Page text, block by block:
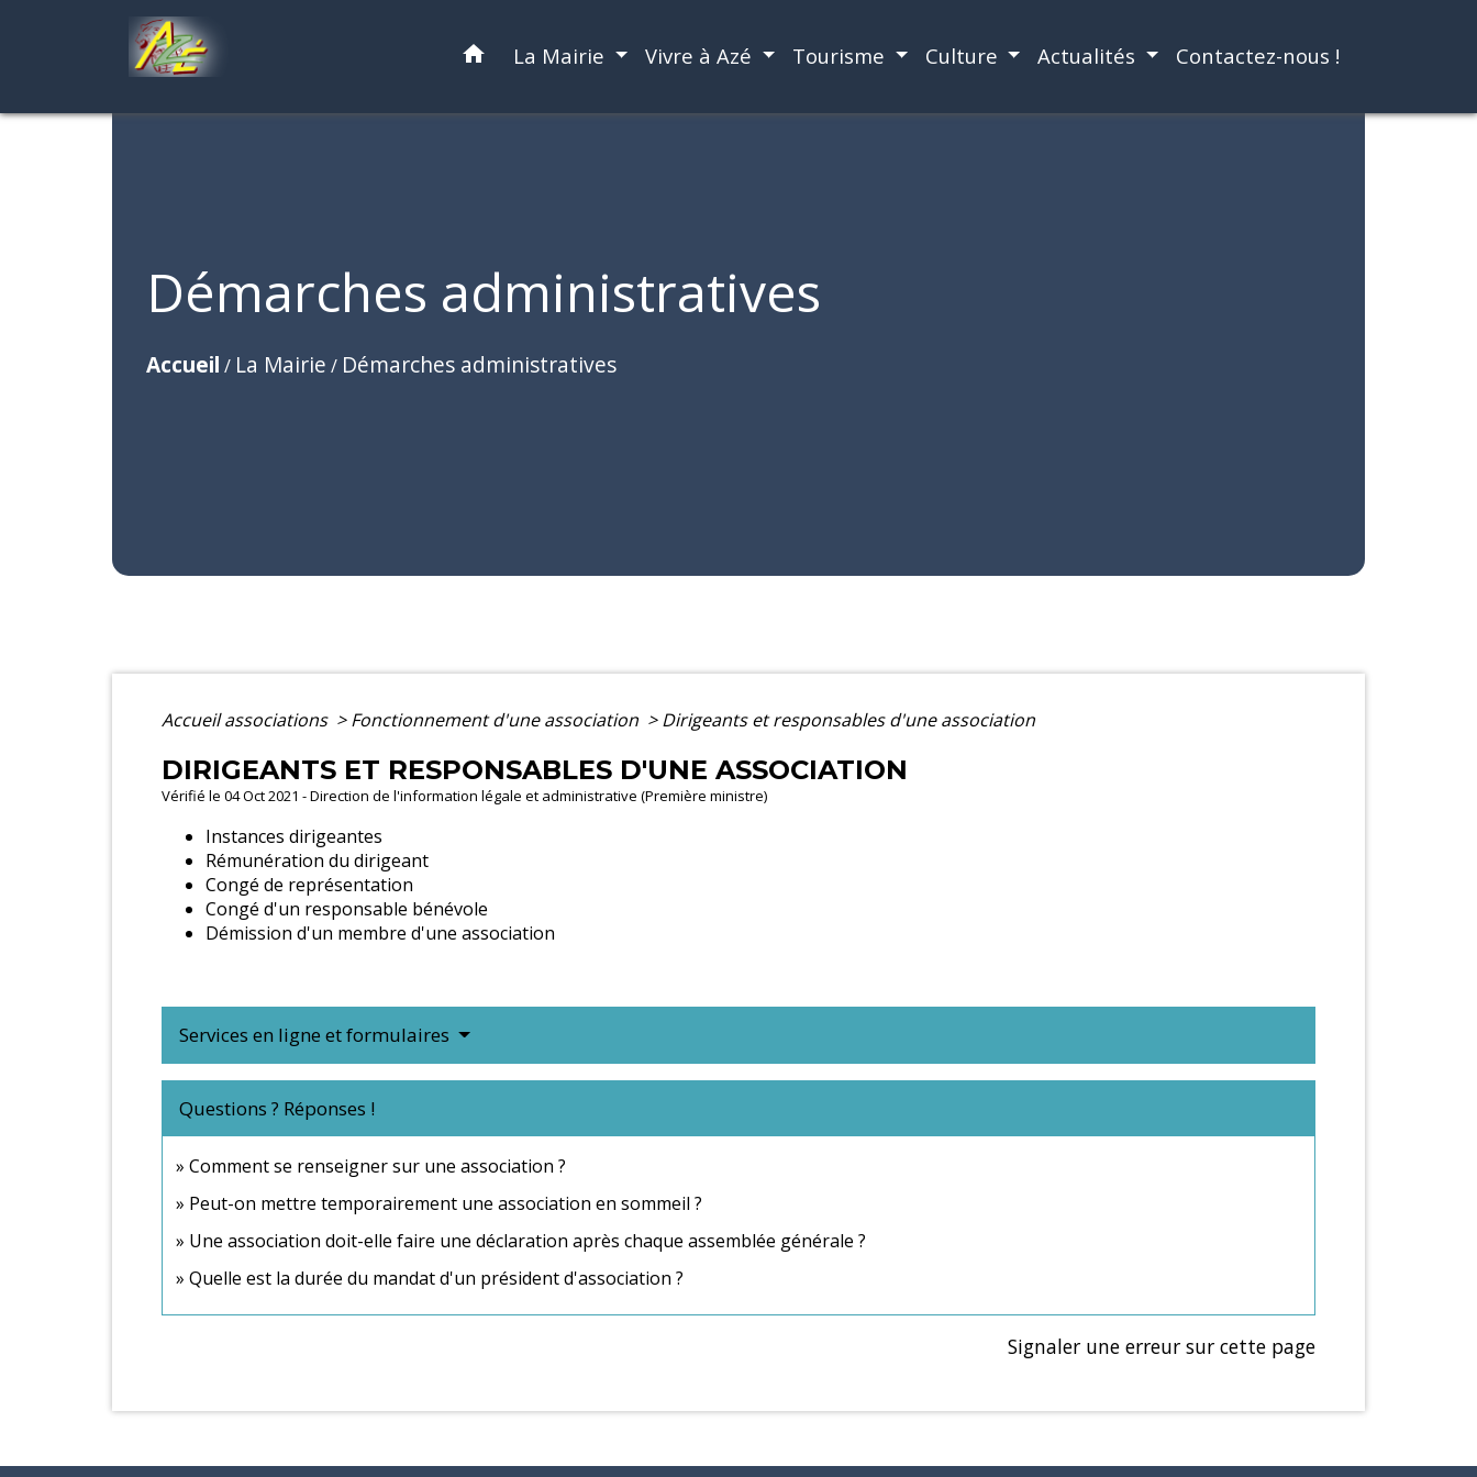
home La Mairie Vivre à Azé Tourisme Culture Actualités Contactez-nous !
Démarches administratives
Accueil / La Mairie / Démarches administratives
Accueil associations > Fonctionnement d'une association > Dirigeants et responsables d'une association
DIRIGEANTS ET RESPONSABLES D'UNE ASSOCIATION
Vérifié le 04 Oct 2021 - Direction de l'information légale et administrative (Première ministre)
Instances dirigeantes
Rémunération du dirigeant
Congé de représentation
Congé d'un responsable bénévole
Démission d'un membre d'une association
Services en ligne et formulaires
Questions ? Réponses !
Comment se renseigner sur une association ?
Peut-on mettre temporairement une association en sommeil ?
Une association doit-elle faire une déclaration après chaque assemblée générale ?
Quelle est la durée du mandat d'un président d'association ?
Signaler une erreur sur cette page